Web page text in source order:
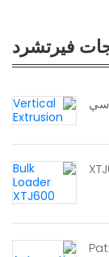
فيرتشرد